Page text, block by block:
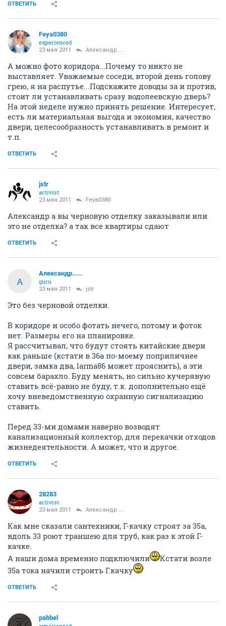
ОТВЕТИТЬ
Feya0380
experienced
23 мая 2011 Александр.....
А можно фото коридора...Почему то никто не
выставляет. Уважаемые соседи, второй день голову
грею, я на распутье...Подскажите доводы за и против,
стоит ли устанавливать сразу водолеевскую дверь?
На этой неделе нужно принять решение. Интересует,
есть ли материальная выгода и экономия, качество
двери, целесообразность устанавливать в ремонт и
т.п.
ОТВЕТИТЬ
jstr
activist
23 мая 2011 Feya0380
Александр а вы черновую отделку заказывали или
это не отделка? а так все квартиры сдают
ОТВЕТИТЬ
А
Александр.....
guru
23 мая 2011 jstr
Это без черновой отделки.
В коридоре и особо фотать нечего, потому и фоток
нет. Размеры его на планировке.
Я рассчитывал, что будут стоять китайские двери
как раньше (кстати в 36а по-моему поприличнее
двери, замка два, larma86 может прояснить), а эти
совсем барахло. Буду менять, но сильно кучерявую
ставить всё-равно не буду, т.к. дополнительно ещё
хочу вневедомственную охранную сигнализацию
ставить.
Перед 33-ми домами наверно возводят
канализационный коллектор, для перекачки отходов
жизнедеятельности. А может, что и другое.
ОТВЕТИТЬ
28283
activist
23 мая 2011 Александр.....
Как мне сказали сантехники, Г-качку строят за 35а,
вдоль 33 роют траншею для труб, как раз к этой Г-
качке.
А наши дома временно подключили
Кстати возле
35а тока начили строить Г.качку
ОТВЕТИТЬ
pabbel